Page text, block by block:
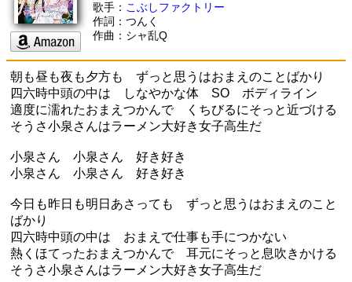
歌手： こぶしファクトリー
作詞：つんく
作曲：シャ乱Q
朝も昼も夜も夕方も ずっと思うはおまえのことばかり
四六時中頭の中は しなやかな体 SO ボディライン
適度に濡れたおまえつかんで くちびるにそっと近づける
そうさ小泉さんはラーメン大好き女子高生だ
小泉さん 小泉さん 好き好き
小泉さん 小泉さん 好き好き
今日も昨日も明日あさっても ずっと思うはおまえのこと
ばかり
四六時中頭の中は おまえで仕事も手につかない
熱くほてったおまえつかんで 耳元にそっと息吹きかける
そうさ小泉さんはラーメン大好き女子高生だ